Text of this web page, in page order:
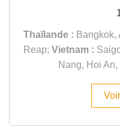
Thaïlande : Bangkok,
Reap; Vietnam :
Nang, Hoi